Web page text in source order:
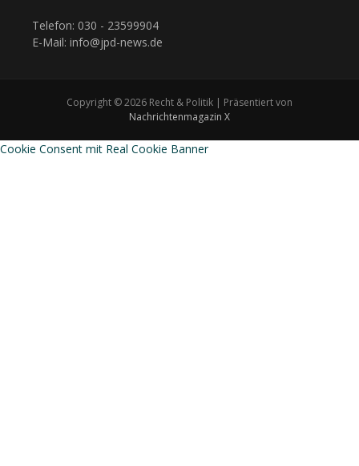
Telefon: 030 - 23599904
E-Mail: info@jpd-news.de
Copyright © 2026 Recht & Politik | Präsentiert von
Nachrichtenmagazin X
Cookie Consent mit Real Cookie Banner